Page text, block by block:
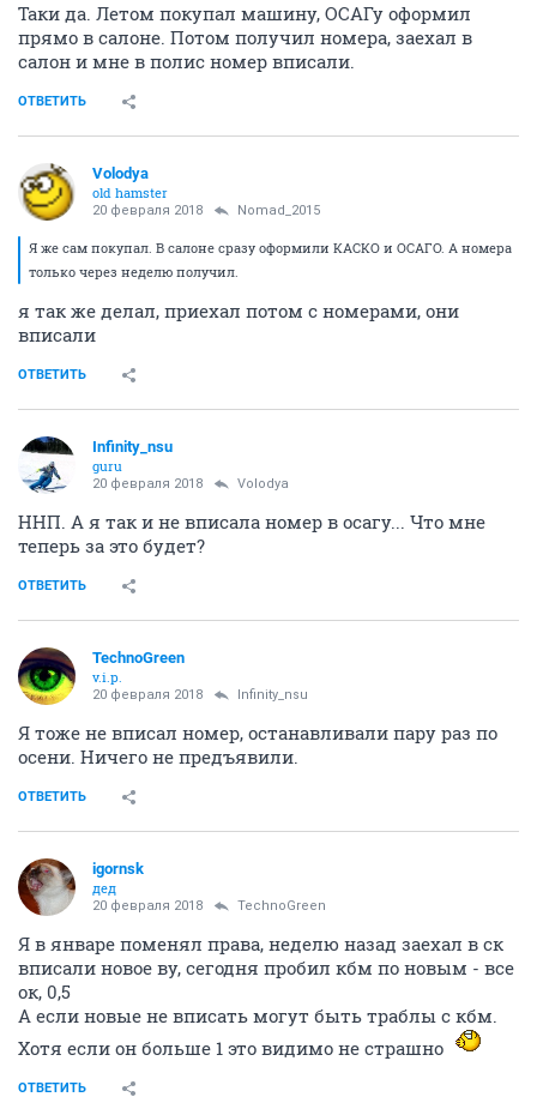
Таки да. Летом покупал машину, ОСАГу оформил
прямо в салоне. Потом получил номера, заехал в
салон и мне в полис номер вписали.
ОТВЕТИТЬ
Volodya
old hamster
20 февраля 2018 Nomad_2015
Я же сам покупал. В салоне сразу оформили КАСКО и ОСАГО. А номера
только через неделю получил.
я так же делал, приехал потом с номерами, они
вписали
ОТВЕТИТЬ
Infinity_nsu
guru
20 февраля 2018 Volodya
ННП. А я так и не вписала номер в осагу... Что мне
теперь за это будет?
ОТВЕТИТЬ
TechnoGreen
v.i.p.
20 февраля 2018 Infinity_nsu
Я тоже не вписал номер, останавливали пару раз по
осени. Ничего не предъявили.
ОТВЕТИТЬ
igornsk
дед
20 февраля 2018 TechnoGreen
Я в январе поменял права, неделю назад заехал в ск
вписали новое ву, сегодня пробил кбм по новым - все
ок, 0,5
А если новые не вписать могут быть траблы с кбм.
Хотя если он больше 1 это видимо не страшно
ОТВЕТИТЬ